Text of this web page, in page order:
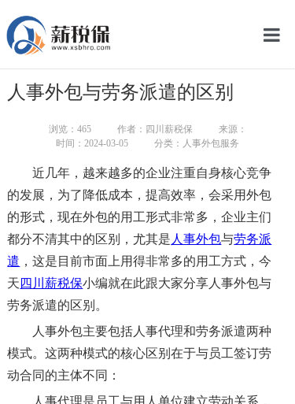
网
人事外包与劳务派遣的区别
浏览： 465 作者：四川薪税保
来源：
时间：2024-03-05
分类：人事外包服务
近几年，越来越多的企业注重自身核心竞争
的发展，为了降低成本，提高效率，会采用外包
的形式，现在外包的用工形式非常多，企业主们
都分不清其中的区别，尤其是 人事外包与劳务派
遣 ，这是目前市面上用得非常多的用工方式，今
天 四川薪税保小编就在此跟大家分享人事外包与
劳务派遣的区别。
人事外包主要包括人事代理和劳务派遣两种
模式。这两种模式的核心区别在于与员工签订劳
动合同的主体不同：
人事代理是员工与用人单位建立劳动关系，